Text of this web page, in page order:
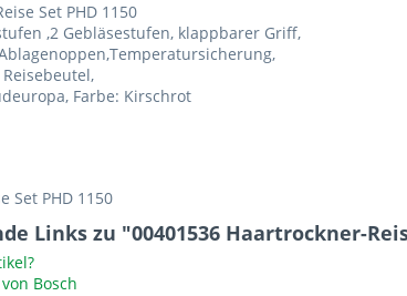
Set PHD 1150
,2 Gebläsestufen, klappbarer Griff,
Farbe: Kirschrot
Set PHD 1150
Links zu "00401536 Haartrockner-
Bosch